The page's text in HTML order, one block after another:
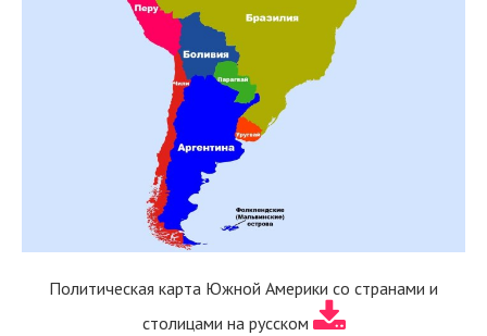
Политическая карта Южной Америки со странами и
столицами на русском